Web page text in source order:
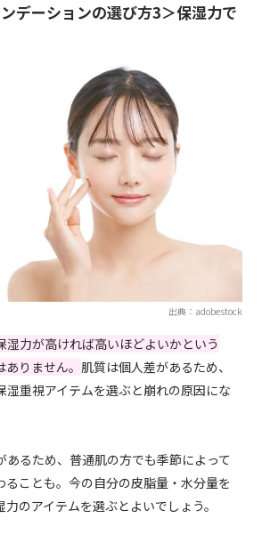
デーションの選び方3＞保湿力で
出典：adobestock
湿力が高ければ高いほどよいかという
りません。 肌質は個人差があるため、
湿重視アイテムを選ぶと崩れの原因にな
あるため、普通肌の方でも季節によって
ることも。今の自分の皮脂量・水分量を
のアイテムを選ぶとよいでしょう。